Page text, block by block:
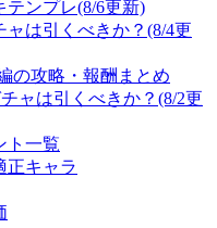
テンプレ(8/6更新)
は引くべきか？(8/4更
の攻略・報酬まとめ
ャは引くべきか？(8/2更
ト一覧
正キャラ